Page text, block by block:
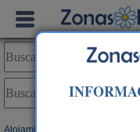
Alojamientos